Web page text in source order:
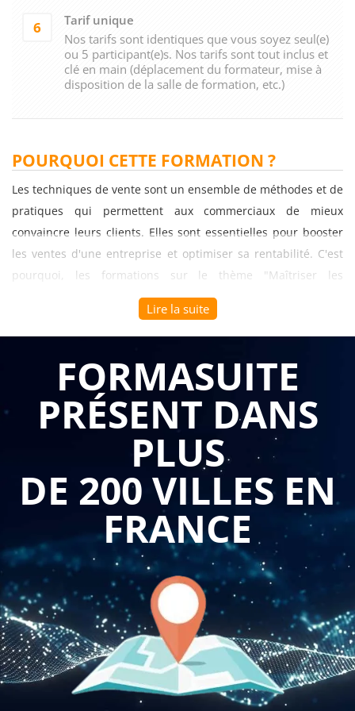
6
Tarif unique
Nos tarifs sont identiques que vous soyez seul(e)
ou 5 participant(e)s. Nos tarifs sont tout inclus et
clé en main (déplacement du formateur, mise à
disposition de la salle de formation, etc.)
POURQUOI CETTE FORMATION ?
Les techniques de vente sont un ensemble de méthodes et de
pratiques qui permettent aux commerciaux de mieux
convaincre leurs clients. Elles sont essentielles pour booster
les ventes d'une entreprise et optimiser sa rentabilité. C'est
pourquoi, les formations sur le thème "Maîtriser les
techniques de vente" sont de plus en plus populaires auprès
des entreprises qui cherchent à améliorer les performances
de leurs équipes commerciales.
Une telle formation permet aux commerciaux de mieux
comprendre les besoins et les attentes de leurs clients afin de
leur proposer des produits ou des services qui répondent
parfaitement à leurs besoins. Les commerciaux apprendront
également comment établir une relation de confiance avec
leurs clients, comment gérer les objections et comment
conclure une vente de manière efficace.
La formation "Maîtriser les techniques de vente" permet aux
commerciaux de développer des compétences clés telles que
la communication efficace, l'écoute active, la négociation et la
persuasion. Ces compétences sont essentielles pour
augmenter le taux de conversion des prospects en clients
fidèles et pour optimiser la satisfaction des clients existants.
En outre, la formation sur les techniques de vente permet
Lire la suite
FORMASUITE
PRÉSENT DANS
PLUS
DE 200 VILLES EN
FRANCE